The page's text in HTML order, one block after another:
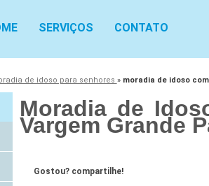
SERVIÇOS CONTATO
de idoso para senhores » moradia de idoso
Moradia de
Vargem Grande
Gostou? compartilhe!